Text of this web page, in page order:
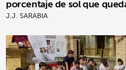
porcentaje de sol que
J.J. SARABIA